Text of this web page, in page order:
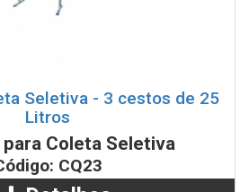
Seletiva - 3 cestos de 25
Litros
Coleta Seletiva
CQ23